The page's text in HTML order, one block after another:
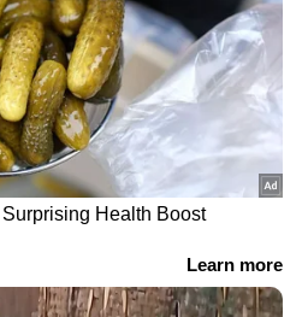
ഭൂമി
മുഖ്യമന്ത്രി